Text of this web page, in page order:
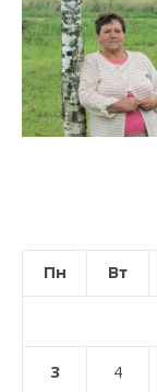
Пн Вт
3 4